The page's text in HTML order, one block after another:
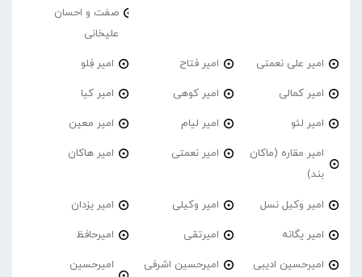
صفت و احسان
علیخانی
امیر علی نعمتی امیر فتاح امیر فِلو
امیر کمالی امیر کوهی امیر کیا
امیر لئو امیر لیام امیر معین
امیر مقاره (ماکان
بند)
امیر نعمتی امیر هاکان
امیر وکیل نسل امیر وکیلی امیر یزدان
امیر یگانه امیرتقی امیرحافظ
امیرحسین ادیبی امیرحسین اشرفی
امیرحسین